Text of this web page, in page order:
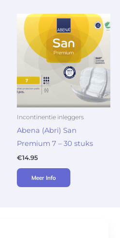
Incontinentie inleggers
Abena (Abri) San
Premium 7 – 30 stuks
€14.95
Meer Info